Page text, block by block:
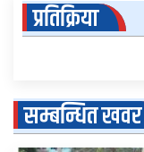
प्रतिक्रिया
सम्बन्धित खवर